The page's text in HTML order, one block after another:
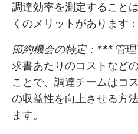
調達効率を測定すること
くのメリットがあります：
節約機会の特定：*** 管
求書あたりのコストなど
ことで、調達チームはコ
の収益性を向上させる方
ます。